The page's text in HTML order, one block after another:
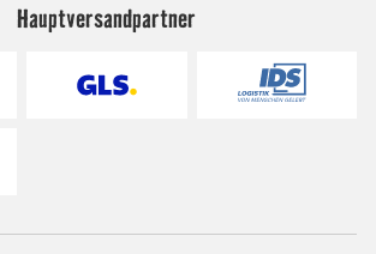
Hauptversandpartner